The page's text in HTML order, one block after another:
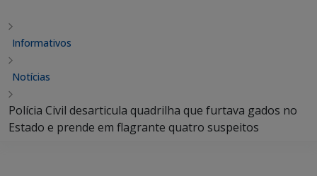
Informativos
Notícias
Polícia Civil desarticula quadrilha que furtava gados no
Estado e prende em flagrante quatro suspeitos